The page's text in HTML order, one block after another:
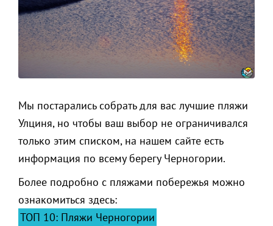
Мы постарались собрать для вас лучшие пляжи
Улциня, но чтобы ваш выбор не ограничивался
только этим списком, на нашем сайте есть
информация по всему берегу Черногории.
Более подробно с пляжами побережья можно
ознакомиться здесь:
ТОП 10: Пляжи Черногории